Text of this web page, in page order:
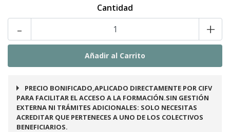
Cantidad
- +
PRECIO BONIFICADO,APLICADO DIRECTAMENTE POR CIFV
PARA FACILITAR EL ACCESO A LA FORMACIÓN.SIN GESTIÓN
EXTERNA NI TRÁMITES ADICIONALES: SOLO NECESITAS
ACREDITAR QUE PERTENECES A UNO DE LOS COLECTIVOS
BENEFICIARIOS.